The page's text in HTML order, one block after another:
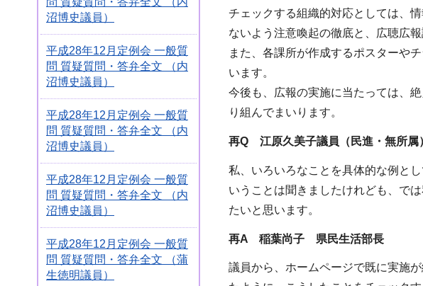
沼博史議員）
平成28年12月定例会 一般質
問 質疑質問・答弁全文 （内
沼博史議員）
平成28年12月定例会 一般質
問 質疑質問・答弁全文 （内
沼博史議員）
平成28年12月定例会 一般質
問 質疑質問・答弁全文 （内
沼博史議員）
平成28年12月定例会 一般質
問 質疑質問・答弁全文 （蒲
生徳明議員）
チェックする組織的対応としては、
ないよう注意喚起の徹底と、広聴広
また、各課所が作成するポスターや
います。
今後も、広報の実施に当たっては、
り組んでまいります。
再Q 江原久美子議員（民進・無所属
私、いろいろなことを具体的な例と
いうことは聞きましたけれども、で
たいと思います。
再A 稲葉尚子 県民生活部長
議員から、ホームページで既に実施